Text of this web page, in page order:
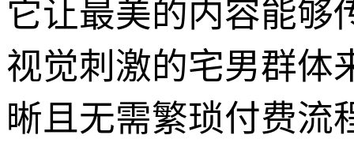
它让最美的内容能够
视觉刺激的宅男群体
晰且无需繁琐付费流